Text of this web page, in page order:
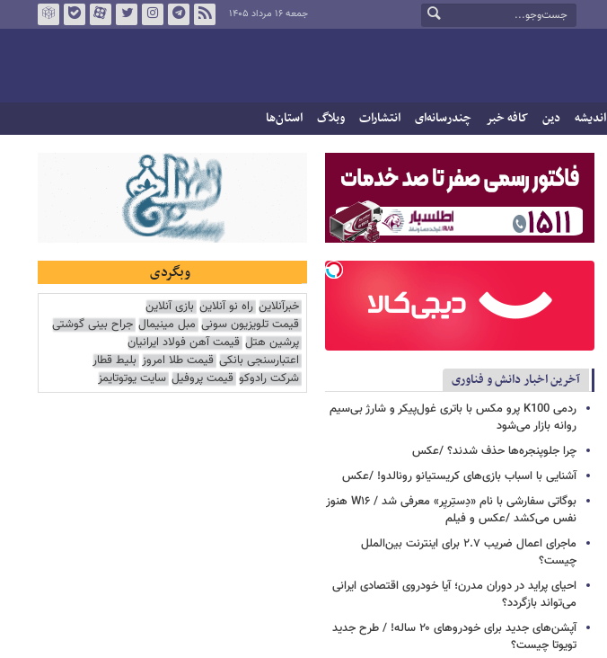
جمعه ۱۶ مرداد ۱۴۰۵
اندیشه دین کافه خبر چندرسانه‌ای انتشارات وبلاگ استان‌ها
آخرین اخبار دانش و فناوری
ردمی K100 پرو مکس با باتری غول‌پیکر و شارژ بی‌سیم
روانه بازار می‌شود
چرا جلوپنجره‌ها حذف شدند؟ /عکس
آشنایی با اسباب‌ بازی‌های کریستیانو رونالدو! /عکس
بوگاتی سفارشی با نام «دِستِریِر» معرفی شد / W۱۶ هنوز
نفس می‌کشد /عکس و فیلم
ماجرای اعمال ضریب ۲.۷ برای اینترنت بین‌الملل
چیست؟
احیای پراید در دوران مدرن؛ آیا خودروی اقتصادی ایرانی
می‌تواند بازگردد؟
آپشن‌های جدید برای خودروهای ۲۰ ساله! / طرح جدید
تویوتا چیست؟
وبگردی
خبرآنلاین راه نو آنلاین بازی آنلاین
قیمت تلویزیون سونی مبل مینیمال جراح بینی گوشتی
پرشین هتل قیمت آهن فولاد ایرانیان
اعتبارسنجی بانکی قیمت طلا امروز بلیط قطار
شرکت رادوکو قیمت پروفیل سایت یوتوتایمز